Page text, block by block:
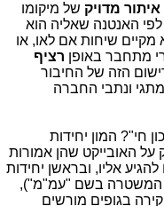
איתור מדויק של מיקומו
האנטנה שאליה הוא
מקיים שיחות אם לאו, או
מתחבר באופן רציף
הזה של החיבור
ונתבי החברה
חי"? המון יחידות
על האובייקט שהן אמורות
אליו, ובראשן יחידות
המשטרה בשם "עמ"מ"),
בגופים מורשים